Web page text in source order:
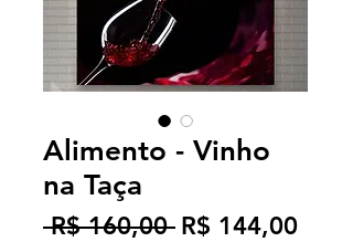
Alimento - Vinho
na Taça
R$ 160,00 Preço
R$ 144,00Preço